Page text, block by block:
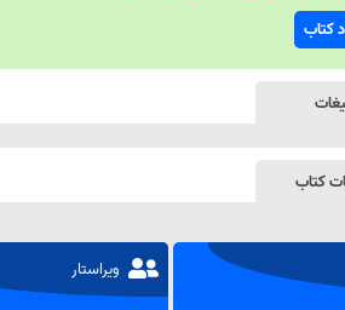
کتاب
کتاب
ویراستار